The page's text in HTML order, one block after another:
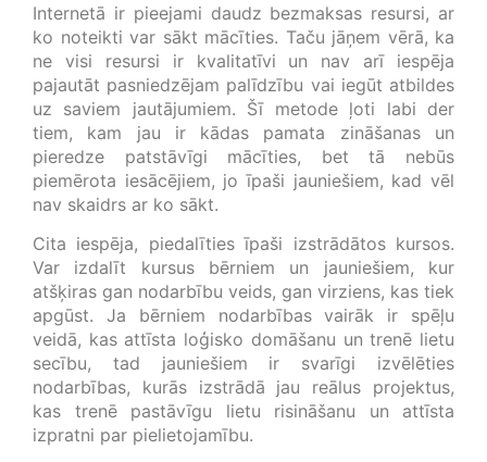
Internetā ir pieejami daudz bezmaksas resursi, ar
ko noteikti var sākt mācīties. Taču jāņem vērā, ka
ne visi resursi ir kvalitatīvi un nav arī iespēja
pajautāt pasniedzējam palīdzību vai iegūt atbildes
uz saviem jautājumiem. Šī metode ļoti labi der
tiem, kam jau ir kādas pamata zināšanas un
pieredze patstāvīgi mācīties, bet tā nebūs
piemērota iesācējiem, jo īpaši jauniešiem, kad vēl
nav skaidrs ar ko sākt.
Cita iespēja, piedalīties īpaši izstrādātos kursos.
Var izdalīt kursus bērniem un jauniešiem, kur
atšķiras gan nodarbību veids, gan virziens, kas tiek
apgūst. Ja bērniem nodarbības vairāk ir spēļu
veidā, kas attīsta loģisko domāšanu un trenē lietu
secību, tad jauniešiem ir svarīgi izvēlēties
nodarbības, kurās izstrādā jau reālus projektus,
kas trenē pastāvīgu lietu risināšanu un attīsta
izpratni par pielietojamību.